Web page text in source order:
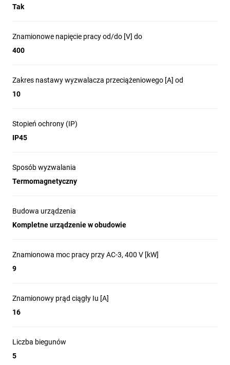
- czujnik termiczny uzwojenia - tak,
- wtyk CEE17, 3P+N+Z, 32A, 400V, 6h,
- podłączenie przewodu do silnika - 5 złącz śrubowych,
- zakres ochrony 10-16A.
Producent:
łączników elektrycznych, przekaźników i wyłączników
zanikowonapięciowych dla klientów indywidualnych oraz branży
Świadczymy również usługi w zakresie:
produkcji komponentów na wtryskarkach
produkcji wiązek kablowych.
Tak
Znamionowe napięcie pracy od/do [V] do
400
Zakres nastawy wyzwalacza przeciążeniowego [A] od
10
Stopień ochrony (IP)
IP45
Sposób wyzwalania
Termomagnetyczny
Budowa urządzenia
Kompletne urządzenie w obudowie
Znamionowa moc pracy przy AC-3, 400 V [kW]
9
Znamionowy prąd ciągły Iu [A]
16
Liczba biegunów
5